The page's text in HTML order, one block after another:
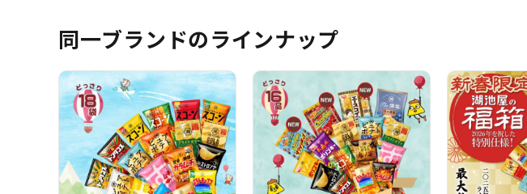
同一ブランドのラインナップ